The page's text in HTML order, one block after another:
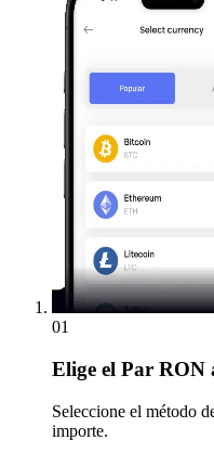
01
Elige el Par RON
Seleccione el método
importe.